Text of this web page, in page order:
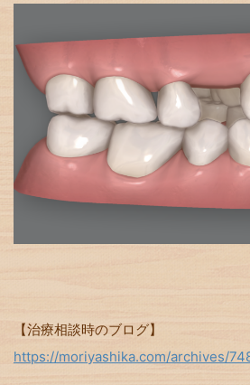
【治療相談時のブログ】
https://moriyashika.com/archives/